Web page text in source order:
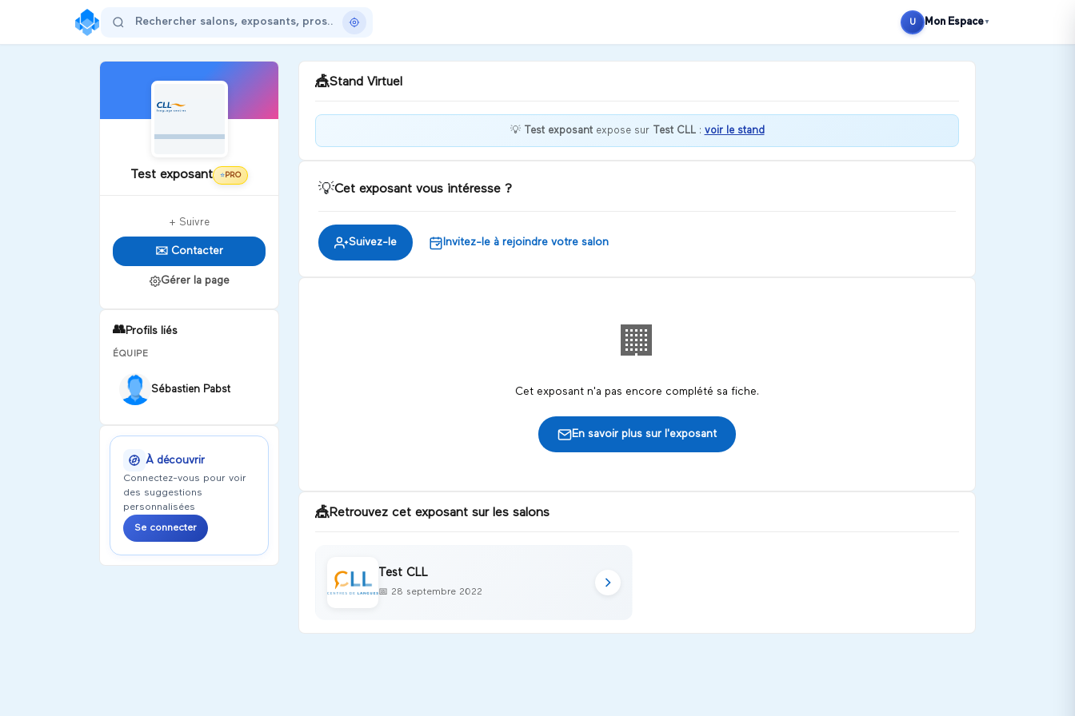
U Mon Espace ▼
Test exposant ⭐PRO
+ Suivre
✉️ Contacter
Gérer la page
👥Profils liés
ÉQUIPE
Sébastien Pabst
À découvrir
Connectez-vous pour voir
des suggestions
personnalisées
Se connecter
🎪Stand Virtuel
Bienvenue chez Test exposant
💡 Test exposantexpose sur Test CLL: voir le stand
💡Cet exposant vous intéresse ?
Suivez-le Invitez-le à rejoindre votre salon
🏢
Cet exposant n'a pas encore complété sa fiche.
En savoir plus sur l'exposant
🎪Retrouvez cet exposant sur les salons
Test CLL
📅 28 septembre 2022